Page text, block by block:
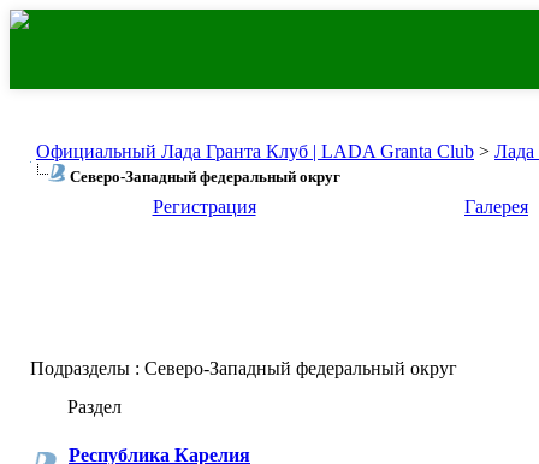
Официальный Лада Гранта Клуб | LADA Granta Club > Лада
Северо-Западный федеральный округ
Регистрация Галерея
Подразделы : Северо-Западный федеральный округ
Раздел
Республика Карелия